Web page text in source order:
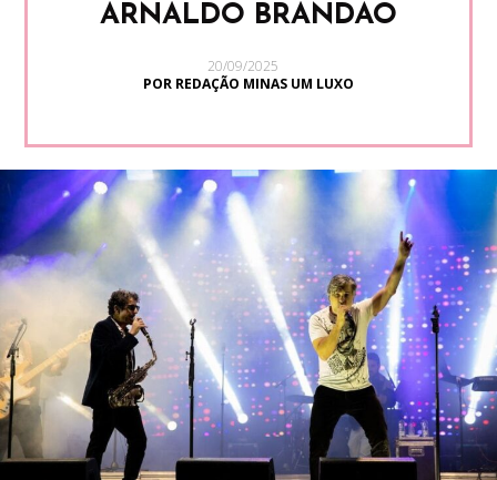
ARNALDO BRANDÃO
20/09/2025
POR REDAÇÃO MINAS UM LUXO